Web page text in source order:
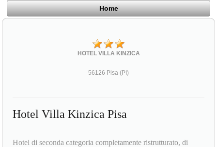
Home
HOTEL VILLA KINZICA
56126 Pisa (PI)
Hotel Villa Kinzica Pisa
Hotel di seconda categoria completamente ristrutturato, di